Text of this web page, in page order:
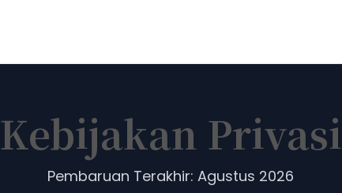
Kebijakan Privasi
Pembaruan Terakhir: Agustus 2026